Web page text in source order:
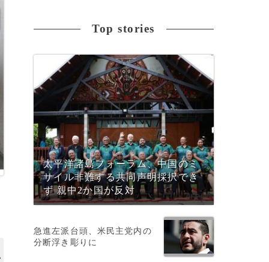
Top stories
太平洋諸島フォーラム、中国のミ
サイル非難する共同声明採択でき
ず 親中2か国が反対
急進左派台頭、米民主党内の
分断浮き彫りに